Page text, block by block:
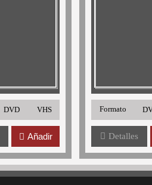
DVD VHS
Añadir
Formato
Detalles